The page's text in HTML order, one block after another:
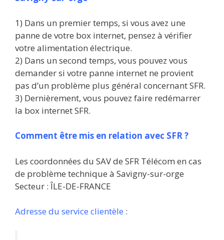
1) Dans un premier temps, si vous avez une
panne de votre box internet, pensez à vérifier
votre alimentation électrique.
2) Dans un second temps, vous pouvez vous
demander si votre panne internet ne provient
pas d’un problème plus général concernant SFR.
3) Dernièrement, vous pouvez faire redémarrer
la box internet SFR.
Comment être mis en relation avec SFR ?
Les coordonnées du SAV de SFR Télécom en cas
de problème technique à Savigny-sur-orge
Secteur : ÎLE-DE-FRANCE
Adresse du service clientèle :